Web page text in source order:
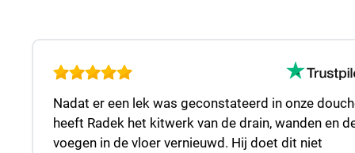
Nadat er een lek was geconstateerd in onze
heeft Radek het kitwerk van de drain, wanden en
voegen in de vloer vernieuwd. Hij doet dit niet